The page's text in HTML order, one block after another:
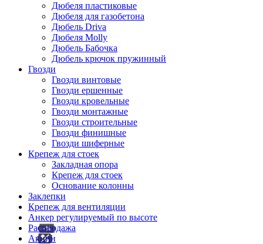
Дюбеля пластиковые
Дюбеля для газобетона
Дюбель Driva
Дюбеля Molly
Дюбель Бабочка
Дюбель крючок пружинный
Гвозди
Гвозди винтовые
Гвозди ершенные
Гвозди кровельные
Гвозди монтажные
Гвозди строительные
Гвозди финишные
Гвозди шиферные
Крепеж для стоек
Закладная опора
Крепеж для стоек
Основание колонны
Заклепки
Крепеж для вентиляции
Анкер регулируемый по высоте
Распродажа
Акции